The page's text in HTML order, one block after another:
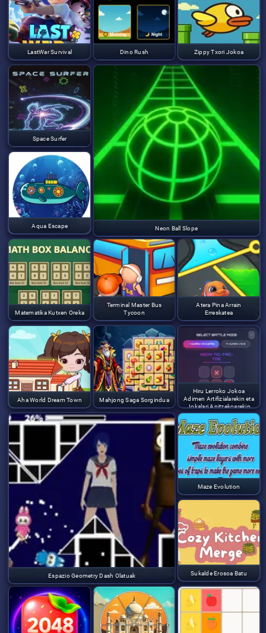
LastWar Survival Dino Rush Zippy Txori Jokoa
Space Surfer
Neon Ball Slope
Aqua Escape
Matematika Kutxen Oreka
Terminal Master Bus
Tycoon
Atera Pina Arrain
Erreskatea
Aha World Dream Town Mahjong Saga Sorgindua
Hiru Lerroko Jokoa
Adimen Artifizialarekin eta
Jokalari Anitzekoarekin
Espazio Geometry Dash Olatuak
Maze Evolution
Sukalde Erosoa Batu